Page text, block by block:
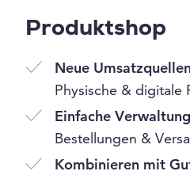
Produktshop
Neue
Physische & digitale
Einfache Verwaltung
Bestellungen &
Kombinieren mit